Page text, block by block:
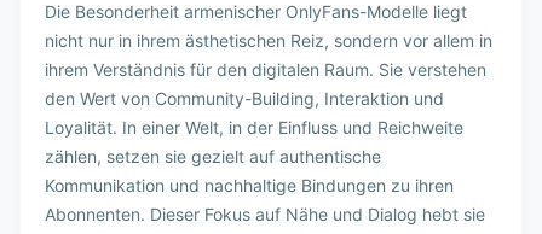
Die Besonderheit armenischer OnlyFans-Modelle liegt
nicht nur in ihrem ästhetischen Reiz, sondern vor allem in
ihrem Verständnis für den digitalen Raum. Sie verstehen
den Wert von Community-Building, Interaktion und
Loyalität. In einer Welt, in der Einfluss und Reichweite
zählen, setzen sie gezielt auf authentische
Kommunikation und nachhaltige Bindungen zu ihren
Abonnenten. Dieser Fokus auf Nähe und Dialog hebt sie